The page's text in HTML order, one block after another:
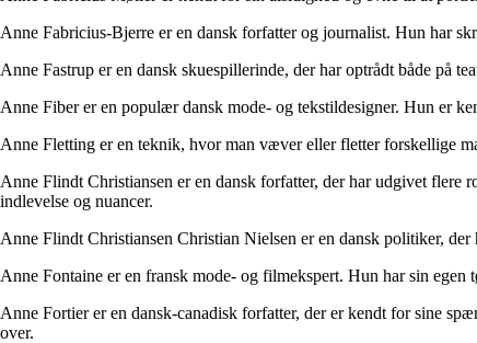
Anne Fabricius-Bjerre er en dansk forfatter og journalist. Hun har
Anne Fastrup er en dansk skuespillerinde, der har optrådt både på
Anne Fiber er en populær dansk mode- og tekstildesigner. Hun er
Anne Fletting er en teknik, hvor man væver eller fletter forskellige
Anne Flindt Christiansen er en dansk forfatter, der har udgivet flere
indlevelse og nuancer.
Anne Flindt Christiansen Christian Nielsen er en dansk politiker,
Anne Fontaine er en fransk mode- og filmekspert. Hun har sin
Anne Fortier er en dansk-canadisk forfatter, der er kendt for sine
over.